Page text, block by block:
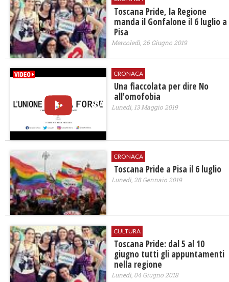
Toscana Pride, la Regione
manda il Gonfalone il 6 luglio a
Pisa
Mercoledì, 26 Giugno 2019
CRONACA
Una fiaccolata per dire No
all'omofobia
Lunedì, 13 Maggio 2019
CRONACA
Toscana Pride a Pisa il 6 luglio
Lunedì, 28 Gennaio 2019
CULTURA
Toscana Pride: dal 5 al 10
giugno tutti gli appuntamenti
nella regione
Lunedì, 04 Giugno 2018